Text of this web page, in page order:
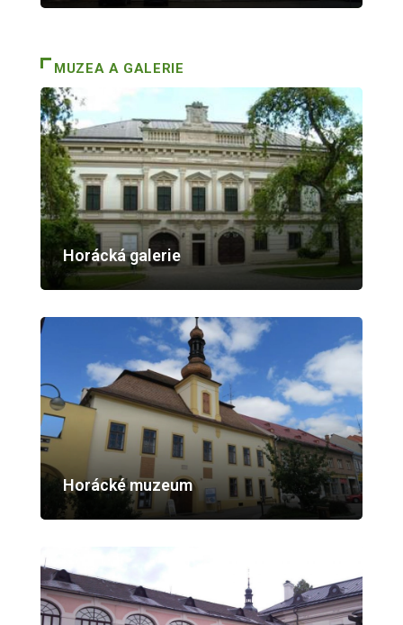
MUZEA A GALERIE
Horácká galerie
Horácké muzeum